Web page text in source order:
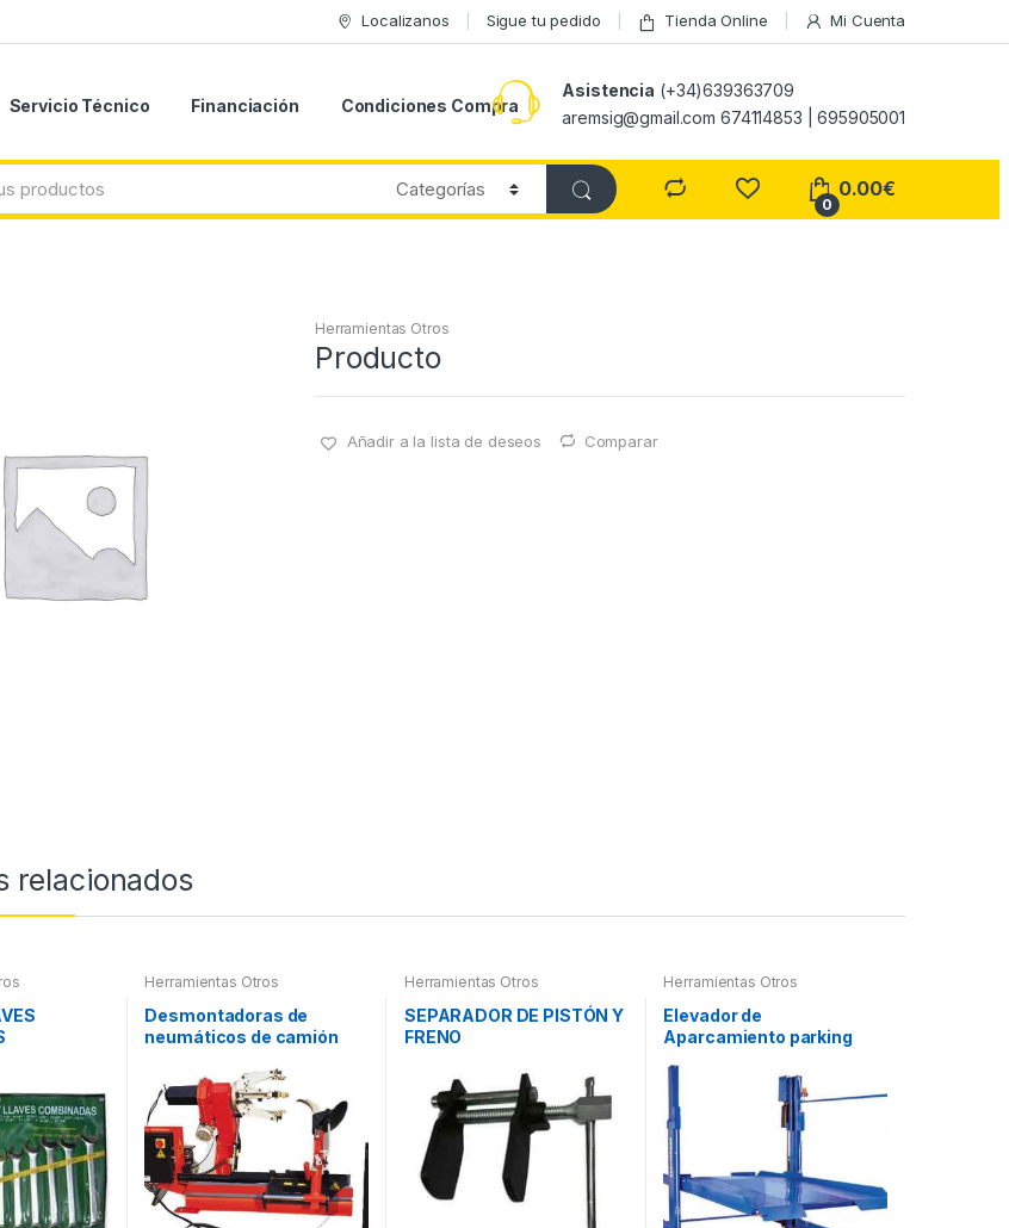
Localizanos Sigue tu pedido Tienda Online Mi Cuenta
Servicio Técnico Financiación Condiciones Compra
Asistencia (+34)639363709
aremsig@gmail.com 674114853 | 695905001
0
0.00€
Herramientas Otros
Producto
Añadir a la lista de deseos Comparar
relacionados
Herramientas Otros
Desmontadoras de
neumáticos de camión
Herramientas Otros
SEPARADOR DE PISTÓN Y
FRENO
Herramientas Otros
Elevador de
Aparcamiento parking